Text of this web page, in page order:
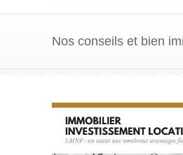
Nos conseils et bien